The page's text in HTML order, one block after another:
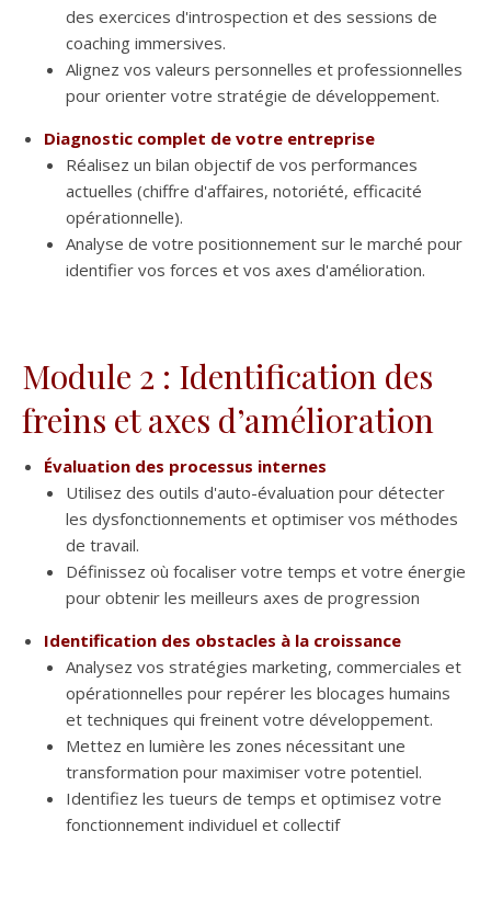
des exercices d'introspection et des sessions de
coaching immersives.
Alignez vos valeurs personnelles et professionnelles
pour orienter votre stratégie de développement.
Diagnostic complet de votre entreprise
Réalisez un bilan objectif de vos performances
actuelles (chiffre d'affaires, notoriété, efficacité
opérationnelle).
Analyse de votre positionnement sur le marché pour
identifier vos forces et vos axes d'amélioration.
Module 2 : Identification des
freins et axes d’amélioration
Évaluation des processus internes
Utilisez des outils d'auto-évaluation pour détecter
les dysfonctionnements et optimiser vos méthodes
de travail.
Définissez où focaliser votre temps et votre énergie
pour obtenir les meilleurs axes de progression
Identification des obstacles à la croissance
Analysez vos stratégies marketing, commerciales et
opérationnelles pour repérer les blocages humains
et techniques qui freinent votre développement.
Mettez en lumière les zones nécessitant une
transformation pour maximiser votre potentiel.
Identifiez les tueurs de temps et optimisez votre
fonctionnement individuel et collectif